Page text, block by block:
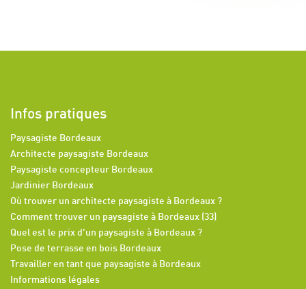
Infos pratiques
Paysagiste Bordeaux
Architecte paysagiste Bordeaux
Paysagiste concepteur Bordeaux
Jardinier Bordeaux
Où trouver un architecte paysagiste à Bordeaux ?
Comment trouver un paysagiste à Bordeaux (33)
Quel est le prix d'un paysagiste à Bordeaux ?
Pose de terrasse en bois Bordeaux
Travailler en tant que paysagiste à Bordeaux
Informations légales